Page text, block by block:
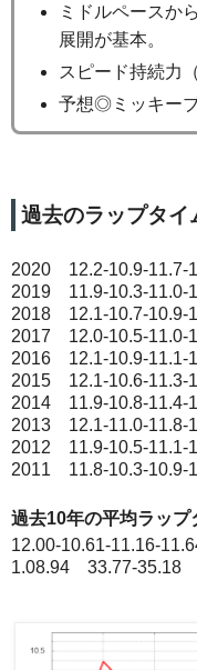
ミドルペースか
展開が基本。
スピード持続力
予想◎ミッキー
過去のラップタイ
2020 12.2-10.9-11.7-
2019 11.9-10.3-11.0-
2018 12.1-10.7-10.9-
2017 12.0-10.5-11.0-
2016 12.1-10.9-11.1-
2015 12.1-10.6-11.3-
2014 11.9-10.8-11.4-
2013 12.1-11.0-
2012 11.9-10.5-11.1-
2011 11.8-10.3-10.9-
過去10年の平均ラップ
12.00-10.61-11.16-
1.08.94 33.77-35.18